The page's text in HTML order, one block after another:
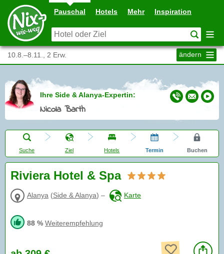
Pauschal Hotels Mehr Inspiration
10.8.–8.11., 2 Erw. ändern
Ihre Side & Alanya-Expertin:
Nicola Barth
Suche Ziel Hotels Termin Buchen
Riviera Hotel & Spa
Alanya (Side & Alanya) – Karte
88 % Weiterempfehlung